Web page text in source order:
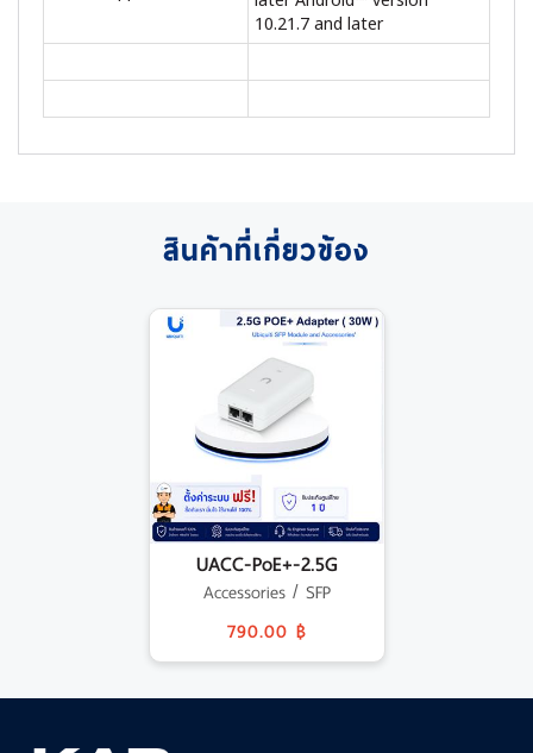
10.21.7 and later
สินค้าที่เกี่ยวข้อง
UACC-PoE+-2.5G
Accessories / SFP
790.00 ฿